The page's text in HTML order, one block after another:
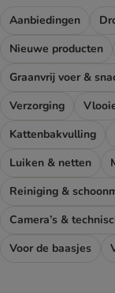
Aanbiedingen
Nieuwe producten
Graanvrij voer &
Verzorging
Kattenbakvulling
Luiken & netten
Reiniging &
Voor de baasjes